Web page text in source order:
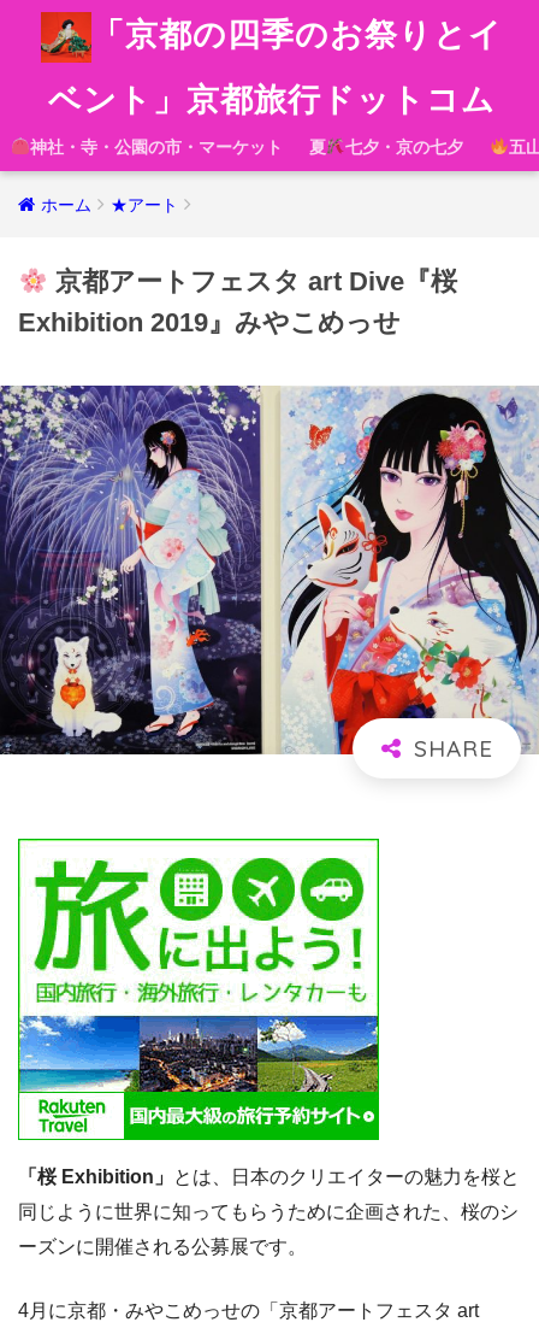
「京都の四季のお祭りとイ
ベント」京都旅行ドットコム
神社・寺・公園の市・マーケット 夏 七夕・京の七夕 五
ホーム ★アート
京都アートフェスタ art Dive『桜
Exhibition 2019』みやこめっせ
「桜 Exhibition」 とは、日本のクリエイターの魅力を桜と
同じように世界に知ってもらうために企画された、桜のシ
ーズンに開催される公募展です。
4月に京都・みやこめっせの「京都アートフェスタ art